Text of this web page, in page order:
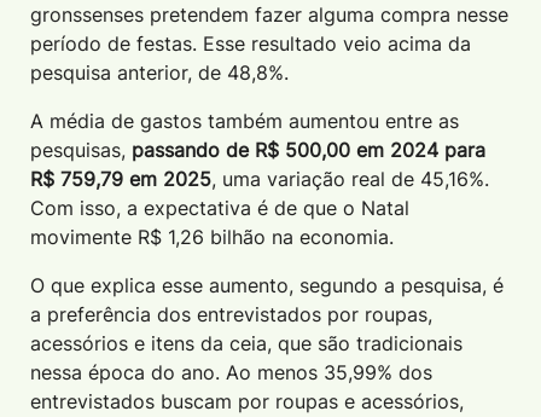
gronssenses pretendem fazer alguma compra nesse
período de festas. Esse resultado veio acima da
pesquisa anterior, de 48,8%.
A média de gastos também aumentou entre as
pesquisas, passando de R$ 500,00 em 2024 para
R$ 759,79 em 2025, uma variação real de 45,16%.
Com isso, a expectativa é de que o Natal
movimente R$ 1,26 bilhão na economia.
O que explica esse aumento, segundo a pesquisa, é
a preferência dos entrevistados por roupas,
acessórios e itens da ceia, que são tradicionais
nessa época do ano. Ao menos 35,99% dos
entrevistados buscam por roupas e acessórios,